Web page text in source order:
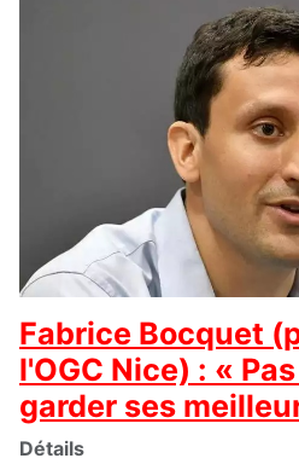
Fabrice Bocquet
l'OGC Nice) : «
garder ses
Détails